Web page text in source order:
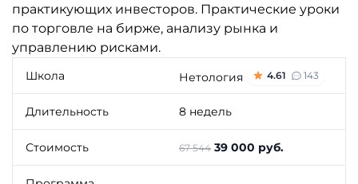
практикующих инвесторов. Практические уроки
по торговле на бирже, анализу рынка и
управлению рисками.
Школа Нетология 4.61 143
Длительность 8 недель
Стоимость 67 544 39 000 руб.